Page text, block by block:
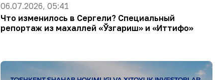
06.07.2026, 05:41
Что изменилось в Сергели? Специальный
репортаж из махаллей «Ўзгариш» и «Иттифоқ»